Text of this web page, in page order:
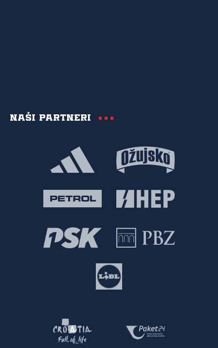
Naši partneri